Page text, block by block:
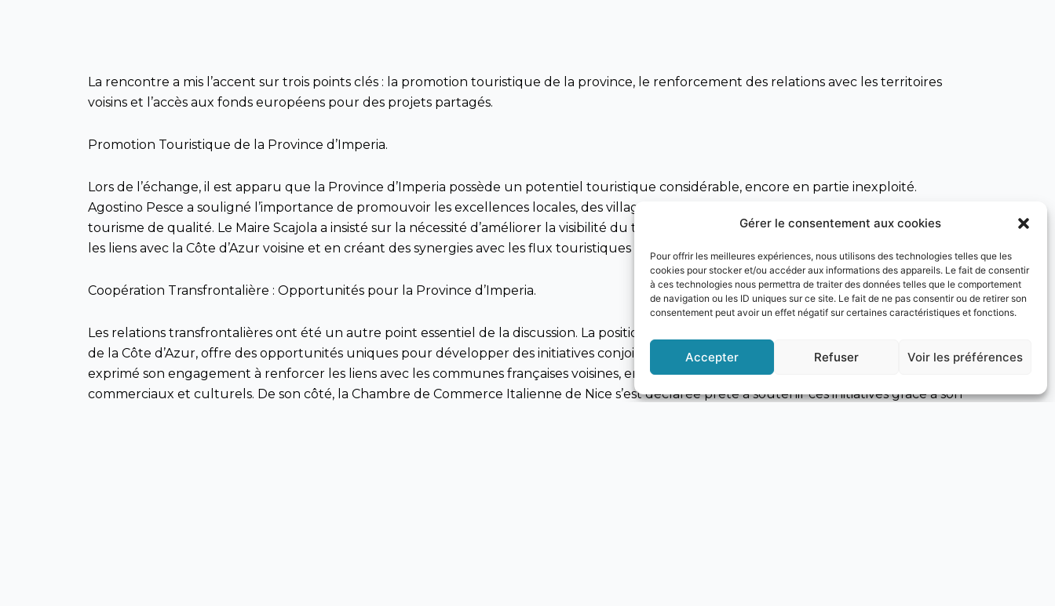
Gérer le consentement aux cookies
Pour offrir les meilleures expériences, nous utilisons des technologies telles que les
cookies pour stocker et/ou accéder aux informations des appareils. Le fait de consentir
à ces technologies nous permettra de traiter des données telles que le comportement
de navigation ou les ID uniques sur ce site. Le fait de ne pas consentir ou de retirer son
consentement peut avoir un effet négatif sur certaines caractéristiques et fonctions.
Accepter Refuser Voir les préférences
La rencontre a mis l’accent sur trois points clés : la promotion touristique de la province, le renforcement des relations avec les territoires
voisins et l’accès aux fonds européens pour des projets partagés.
Promotion Touristique de la Province d’Imperia.
Lors de l’échange, il est apparu que la Province d’Imperia possède un potentiel touristique considérable, encore en partie inexploité.
Agostino Pesce a souligné l’importance de promouvoir les excellences locales, des villages historiques aux zones naturelles, afin d’attirer un
tourisme de qualité. Le Maire Scajola a insisté sur la nécessité d’améliorer la visibilité du territoire, tant en Italie qu’à l’étranger, en renforçant
les liens avec la Côte d’Azur voisine et en créant des synergies avec les flux touristiques déjà établis de la Riviera française.
Coopération Transfrontalière : Opportunités pour la Province d’Imperia.
Les relations transfrontalières ont été un autre point essentiel de la discussion. La position stratégique de la Province d’Imperia, à la frontière
de la Côte d’Azur, offre des opportunités uniques pour développer des initiatives conjointes profitant aux deux régions. Claudio Scajola a
exprimé son engagement à renforcer les liens avec les communes françaises voisines, en favorisant les échanges économiques,
commerciaux et culturels. De son côté, la Chambre de Commerce Italienne de Nice s’est déclarée prête à soutenir ces initiatives grâce à son